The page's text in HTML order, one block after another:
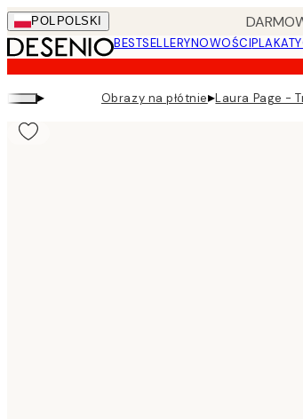
Skip
to
main
content.
POL POLSKI
BESTSELLERYNOWOŚCIPLAKATY
▸ Obrazy na płótnie▸Laura Page -